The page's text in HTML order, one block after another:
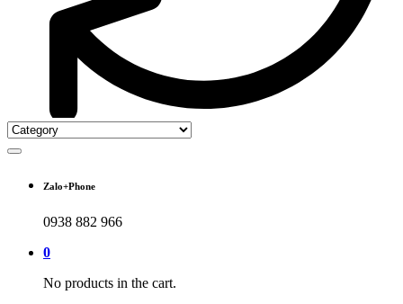
Zalo+Phone
0938 882 966
0
No products in the cart.